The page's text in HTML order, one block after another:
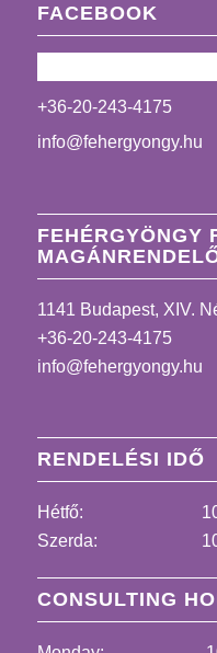
FACEBOOK
+36-20-243-4175
info@fehergyongy.hu
FEHÉRGYÖNGY
1141 Budapest, XIV.
+36-20-243-4175
info@fehergyongy.hu
RENDELÉSI IDŐ
Hétfő:
Szerda:
CONSULTING